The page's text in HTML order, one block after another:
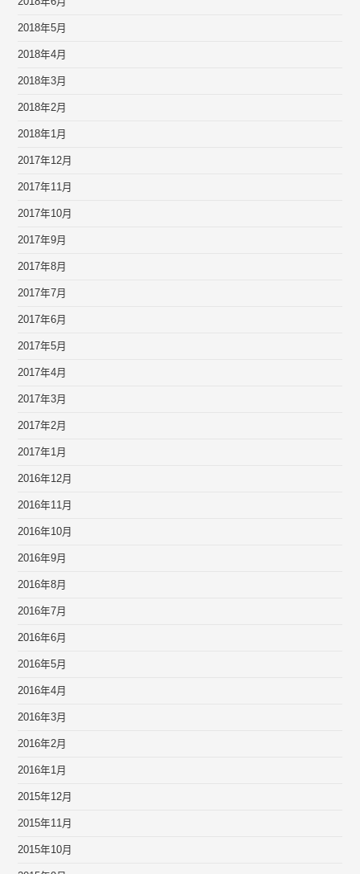
2018年5月
2018年4月
2018年3月
2018年2月
2018年1月
2017年12月
2017年11月
2017年10月
2017年9月
2017年8月
2017年7月
2017年6月
2017年5月
2017年4月
2017年3月
2017年2月
2017年1月
2016年12月
2016年11月
2016年10月
2016年9月
2016年8月
2016年7月
2016年6月
2016年5月
2016年4月
2016年3月
2016年2月
2016年1月
2015年12月
2015年11月
2015年10月